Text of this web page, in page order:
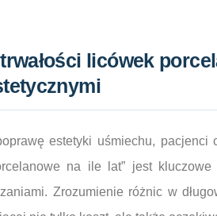
licówek
estetyki uśmiechu, pacjenci
na ile lat” jest
Zrozumienie różnic w